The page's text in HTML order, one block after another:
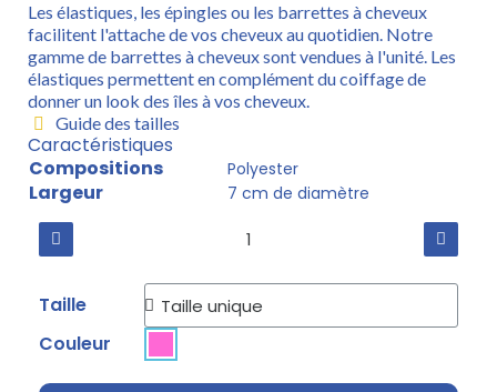
Les élastiques, les épingles ou les barrettes à cheveux
facilitent l'attache de vos cheveux au quotidien. Notre
gamme de barrettes à cheveux sont vendues à l'unité. Les
élastiques permettent en complément du coiffage de
donner un look des îles à vos cheveux.
Guide des tailles
Caractéristiques
Compositions
Polyester
Largeur 7 cm de diamètre
Taille
Couleur